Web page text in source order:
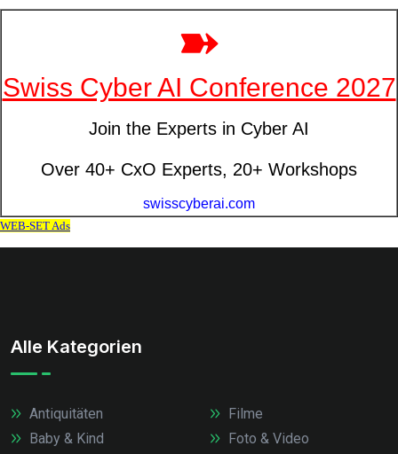
Alle Kategorien
Antiquitäten
Baby & Kind
Filme
Foto & Video